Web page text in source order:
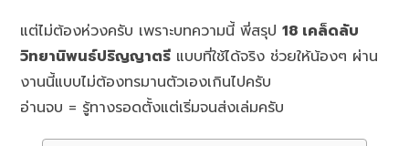
แต่ไม่ต้องห่วงครับ เพราะบทความนี้ พี่สรุป18 เคล็ดลับ
วิทยานิพนธ์ปริญญาตรี แบบที่ใช้ได้จริง ช่วยให้น้องๆ ผ่าน
งานนี้แบบไม่ต้องทรมานตัวเองเกินไปครับ
อ่านจบ = รู้ทางรอดตั้งแต่เริ่มจนส่งเล่มครับ